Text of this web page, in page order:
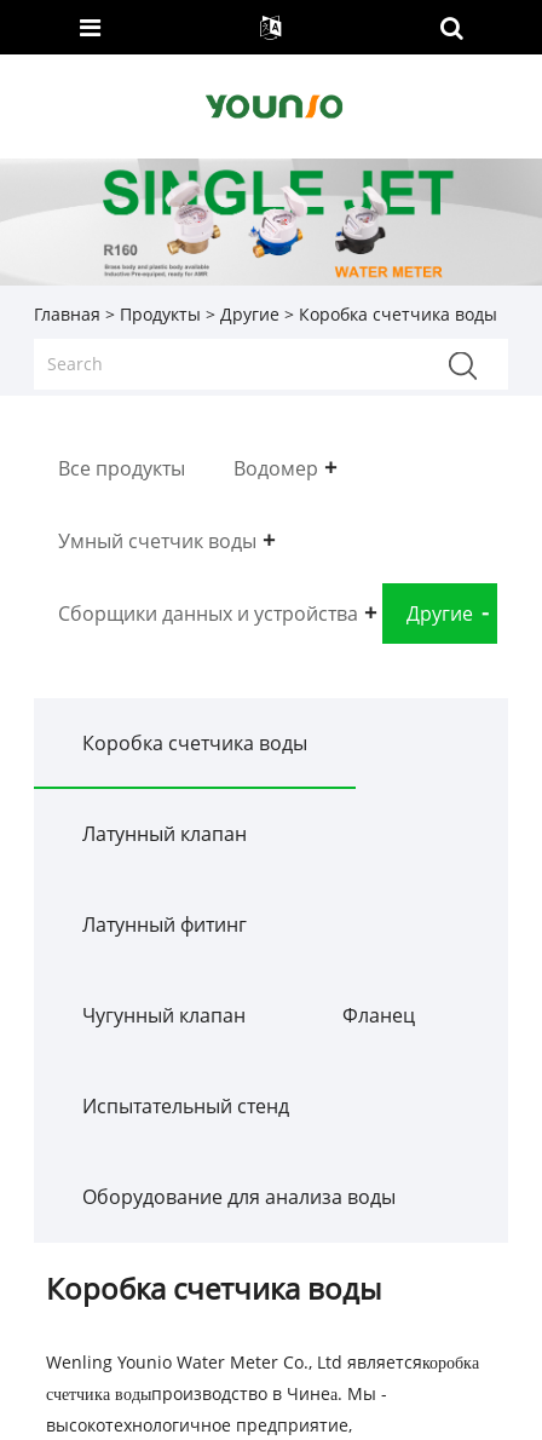
Главная > Продукты > Другие> Коробка счетчика воды
Все продукты Водомер
Умный счетчик воды
Сборщики данных и устройства Другие
Коробка счетчика воды
Латунный клапан
Латунный фитинг
Чугунный клапан Фланец
Испытательный стенд
Оборудование для анализа воды
Коробка счетчика воды
Wenling Younio Water Meter Co., Ltd являетсякоробка
счетчика водыпроизводство в Чинеa. Мы -
высокотехнологичное предприятие,